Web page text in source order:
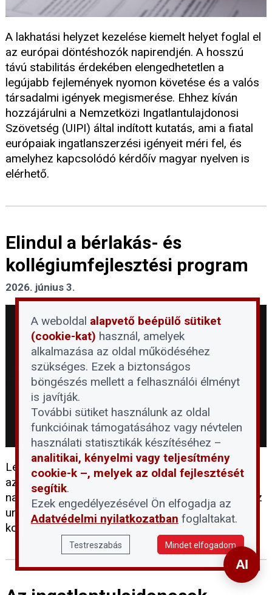
A lakhatási helyzet kezelése kiemelt helyet foglal el
az európai döntéshozók napirendjén. A hosszú
távú stabilitás érdekében elengedhetetlen a
legújabb fejlemények nyomon követése és a valós
társadalmi igények megismerése. Ehhez kíván
hozzájárulni a Nemzetközi Ingatlantulajdonosi
Szövetség (UIPI) által indított kutatás, ami a fiatal
európaiak ingatlanszerzési igényeit méri fel, és
amelyhez kapcsolódó kérdőív magyar nyelven is
elérhető.
Elindul a bérlakás- és
kollégiumfejlesztési program
2026. június 3.
Lezárult a helyreállítási terv tartalmi újratárgyalása
az Európai Bizottsággal, amelynek köszönhetően
nagyszabású lakhatási program veszi kezdetét. Az
uniós forrás közvetlenül a bérlakáspiac és a
kollégiumi hálózat bővítését célozza.
A weboldal alapvető beépülő sütiket
(cookie-kat) használ, amelyek
alkalmazása az oldal működéséhez
szükséges. Ezek a biztonságos
böngészés mellett a felhasználói élményt
is javítják.
További sütiket használunk az oldal
funkcióinak támogatásához vagy névtelen
használati statisztikák készítéséhez –
analitikai, kényelmi vagy teljesítmény
cookie-k –, melyek az oldal fejlesztését
segítik.
Ezek engedélyezésével Ön elfogadja az
Adatvédelmi nyilatkozatban foglaltakat.
Testreszabás Mindet elfogadom